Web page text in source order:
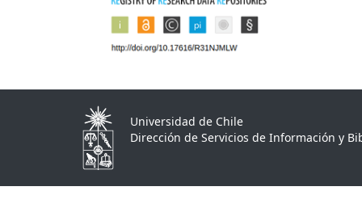
Universidad de Chile
Dirección de Servicios de Información y